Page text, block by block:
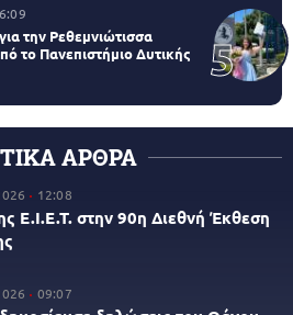
την Ρεθεμνιώτισσα
το Πανεπιστήμιο Δυτικής
ΑΡΘΡΑ
12:08
Ε.Ι.Ε.Τ. στην 90η Διεθνή Έκθεση
09:07